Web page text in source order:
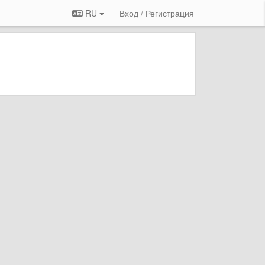
RU Вход / Регистрация